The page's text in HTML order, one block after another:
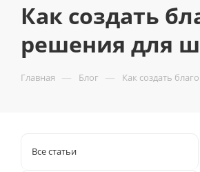
Как создать
решения для
Главная — Блог — Как создать
Все статьи